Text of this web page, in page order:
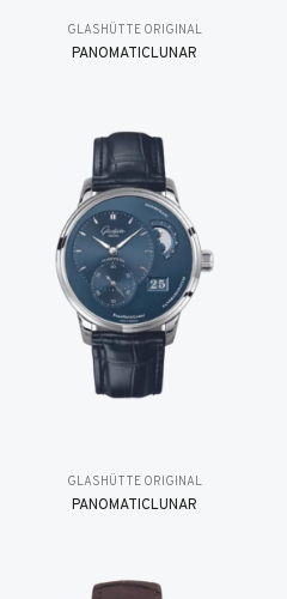
GLASHÜTTE ORIGINAL
PANOMATICLUNAR
GLASHÜTTE ORIGINAL
PANOMATICLUNAR